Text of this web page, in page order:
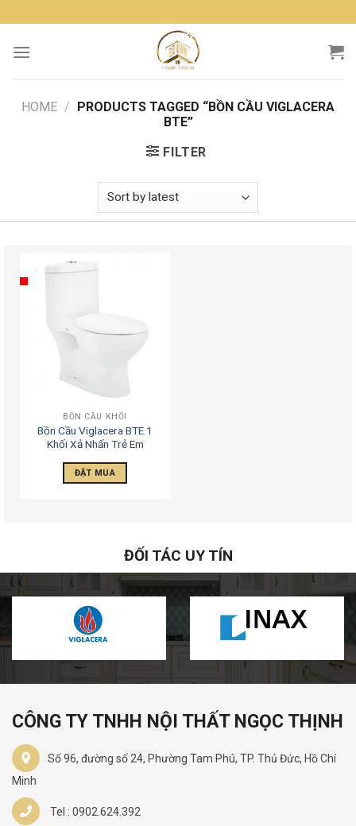
to
content
HOME / PRODUCTS TAGGED “BỒN CẦU VIGLACERA
BTE”
FILTER
BỒN CẦU KHỐI
Bồn Cầu Viglacera BTE 1
Khối Xả Nhấn Trẻ Em
ĐẶT MUA
ĐỐI TÁC UY TÍN
CÔNG TY TNHH NỘI THẤT NGỌC THỊNH
Số 96, đường số 24, Phường Tam Phú, TP. Thủ Đức, Hồ Chí
Minh
Tel : 0902.624.392